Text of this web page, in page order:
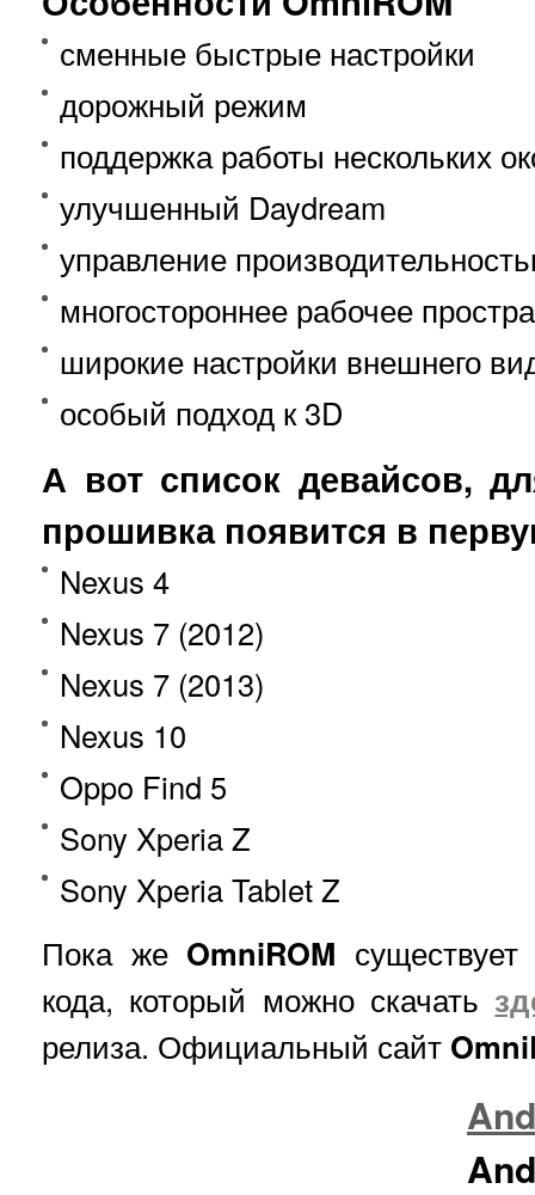
сменные быстрые настройки
дорожный режим
поддержка работы нескольких
улучшенный Daydream
управление
многостороннее рабочее
широкие настройки внешнего
особый подход к 3D
А вот список девайсов,
прошивка появится в
Nexus 4
Nexus 7 (2012)
Nexus 7 (2013)
Nexus 10
Oppo Find 5
Sony Xperia Z
Sony Xperia Tablet Z
Пока же OmniROM
кода, который можно скачать
релиза. Официальный сайт